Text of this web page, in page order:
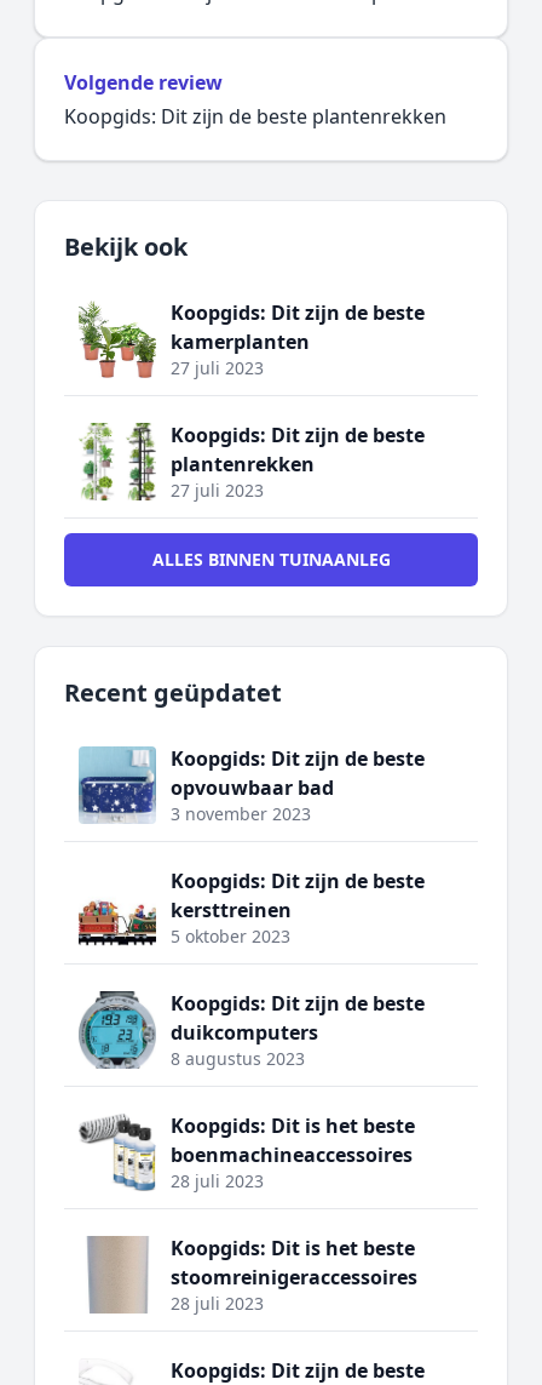
Volgende review
Koopgids: Dit zijn de beste plantenrekken
Bekijk ook
Koopgids: Dit zijn de beste
kamerplanten
27 juli 2023
Koopgids: Dit zijn de beste
plantenrekken
27 juli 2023
ALLES BINNEN TUINAANLEG
Recent geüpdatet
Koopgids: Dit zijn de beste
opvouwbaar bad
3 november 2023
Koopgids: Dit zijn de beste
kersttreinen
5 oktober 2023
Koopgids: Dit zijn de beste
duikcomputers
8 augustus 2023
Koopgids: Dit is het beste
boenmachineaccessoires
28 juli 2023
Koopgids: Dit is het beste
stoomreinigeraccessoires
28 juli 2023
Koopgids: Dit zijn de beste